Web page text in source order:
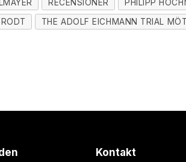
RECENSIONER PHILIPP
THE ADOLF EICHMANN TRIAL
Kontakt